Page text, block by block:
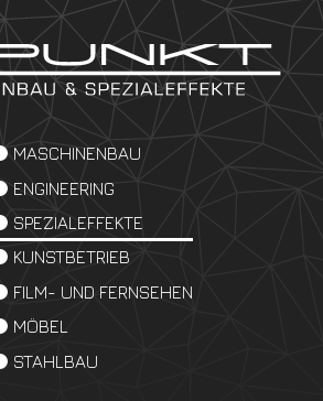
MASCHINENBAU
ENGINEERING
SPEZIALEFFEKTE
KUNSTBETRIEB
FILM- UND FERNSEHEN
MÖBEL
STAHLBAU